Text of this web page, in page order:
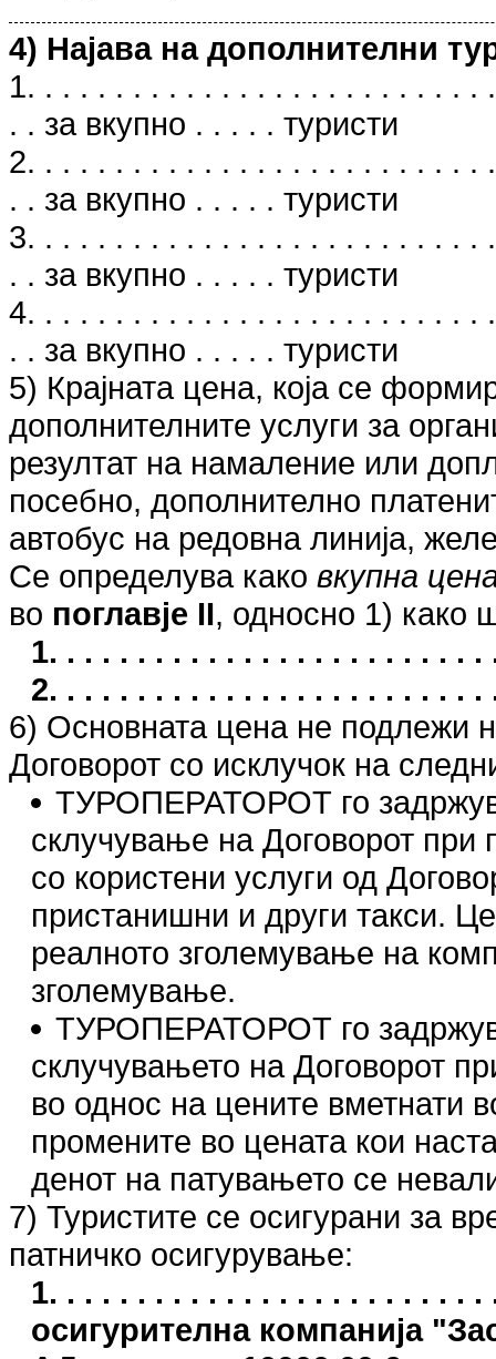
4) Најава на дополнителни
1. . . . . . . . . . . . . . . . . . . . . . . . .
. . за вкупно . . . . . туристи
2. . . . . . . . . . . . . . . . . . . . . . . . .
. . за вкупно . . . . . туристи
3. . . . . . . . . . . . . . . . . . . . . . . . .
. . за вкупно . . . . . туристи
4. . . . . . . . . . . . . . . . . . . . . . . . .
. . за вкупно . . . . . туристи
5) Крајната цена, која се
дополнителните услуги за
резултат на намаление или
посебно, дополнително
автобус на редовна линија,
Се определува како вкупна
во поглавје II, односно 1) како
1. . . . . . . . . . . . . . . . . . . . . . . .
2. . . . . . . . . . . . . . . . . . . . . . . .
6) Основната цена не подлежи
Договорот со исклучок на
ТУРОПЕРАТОРОТ го
склучување на Договорот при
со користени услуги од
пристанишни и други такси.
реалното зголемување на
зголемување.
ТУРОПЕРАТОРОТ го
склучувањето на Договорот
во однос на цените вметнати
промените во цената кои
денот на патувањето се
7) Туристите се осигурани за
патничко осигурување:
1. . . . . . . . . . . . . . . . . . . . . . . .
осигурителна компанија